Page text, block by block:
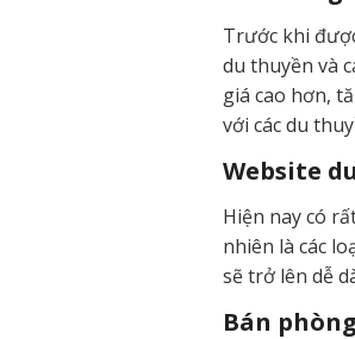
Trước khi
du thuyền và
giá cao hơn,
với các du
Website
Hiện nay có
nhiên là các
sẽ trở lên dễ
Bán